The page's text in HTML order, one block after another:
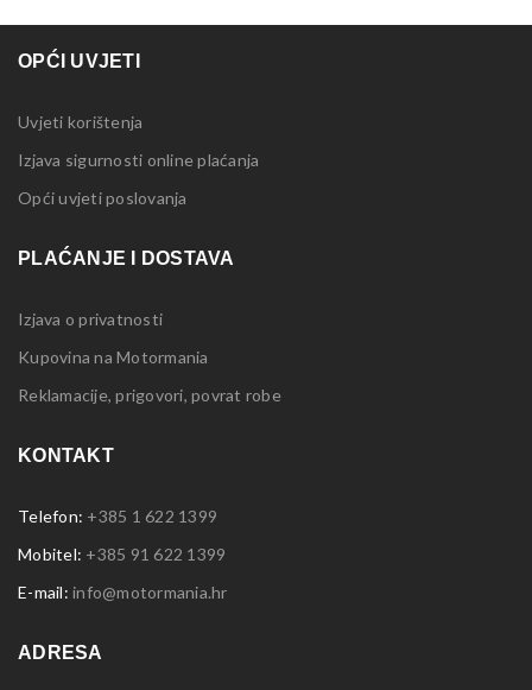
OPĆI UVJETI
Uvjeti korištenja
Izjava sigurnosti online plaćanja
Opći uvjeti poslovanja
PLAĆANJE I DOSTAVA
Izjava o privatnosti
Kupovina na Motormania
Reklamacije, prigovori, povrat robe
KONTAKT
Telefon: +385 1 622 1399
Mobitel: +385 91 622 1399
E-mail: info@motormania.hr
ADRESA